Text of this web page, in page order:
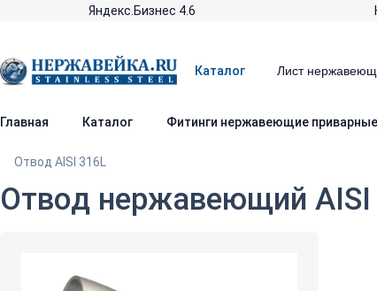
Яндекс.Бизнес 4.6
Каталог
Главная Каталог Фитинги нержавеющие приварные
Отвод AISI 316L
Отвод нержавеющий AISI